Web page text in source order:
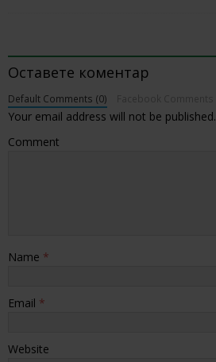
Оставете коментар
Default Comments (0)
Your email address will not be published.
Comment
Name *
Email *
Website